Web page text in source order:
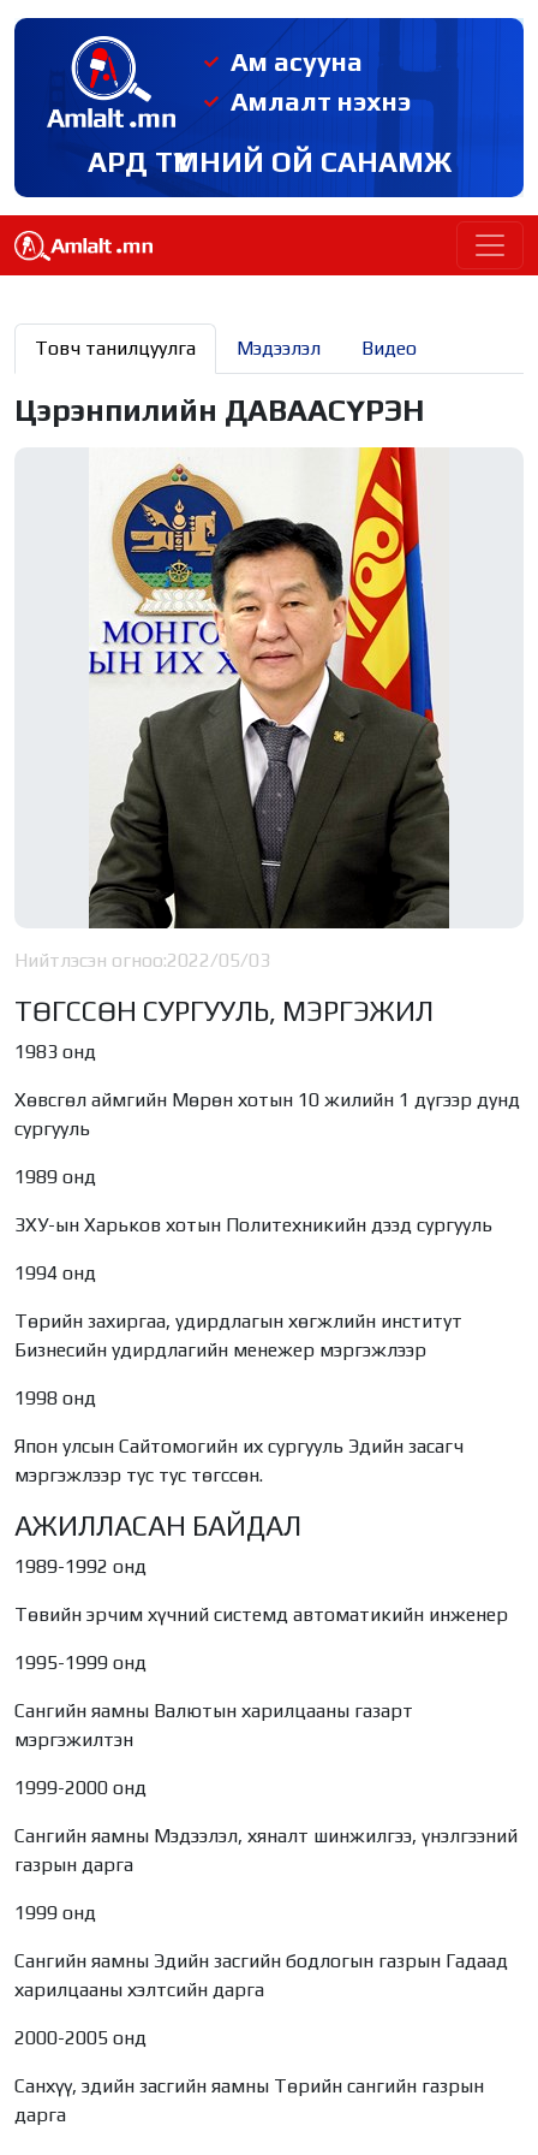
Ам асууна
Амлалт нэхнэ
АРД ТҮМНИЙ ОЙ САНАМЖ
Товч танилцуулга Мэдээлэл Видео
Цэрэнпилийн ДАВААСҮРЭН
Нийтлэсэн огноо:2022/05/03
ТӨГССӨН СУРГУУЛЬ, МЭРГЭЖИЛ
1983 онд
Хөвсгөл аймгийн Мөрөн хотын 10 жилийн 1 дүгээр дунд
сургууль
1989 онд
ЗХУ-ын Харьков хотын Политехникийн дээд сургууль
1994 онд
Төрийн захиргаа, удирдлагын хөгжлийн институт
Бизнесийн удирдлагийн менежер мэргэжлээр
1998 онд
Япон улсын Сайтомогийн их сургууль Эдийн засагч
мэргэжлээр тус тус төгссөн.
АЖИЛЛАСАН БАЙДАЛ
1989-1992 онд
Төвийн эрчим хүчний системд автоматикийн инженер
1995-1999 онд
Сангийн яамны Валютын харилцааны газарт
мэргэжилтэн
1999-2000 онд
Сангийн яамны Мэдээлэл, хяналт шинжилгээ, үнэлгээний
газрын дарга
1999 онд
Сангийн яамны Эдийн засгийн бодлогын газрын Гадаад
харилцааны хэлтсийн дарга
2000-2005 онд
Санхүү, эдийн засгийн яамны Төрийн сангийн газрын
дарга